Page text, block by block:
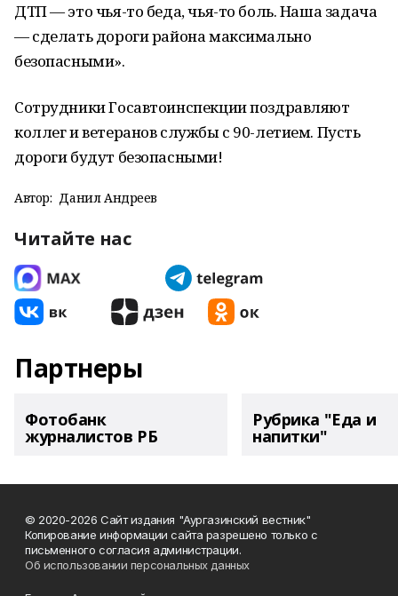
ДТП — это чья-то беда, чья-то боль. Наша задача
— сделать дороги района максимально
безопасными».
Сотрудники Госавтоинспекции поздравляют
коллег и ветеранов службы с 90-летием. Пусть
дороги будут безопасными!
Автор: Данил Андреев
Читайте нас
Партнеры
Фотобанк
журналистов РБ
Рубрика "Еда и
напитки"
© 2020-2026 Сайт издания "Аургазинский вестник"
Копирование информации сайта разрешено только с
письменного согласия администрации.
Об использовании персональных данных